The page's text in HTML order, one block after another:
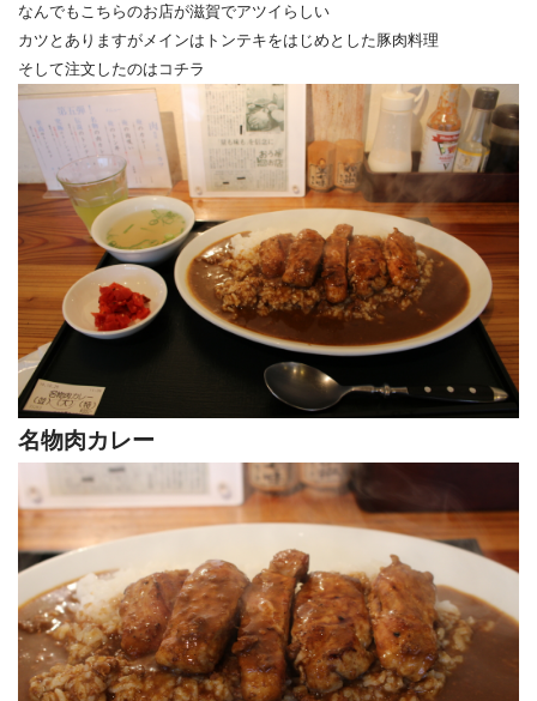
なんでもこちらのお店が滋賀でアツイらしい
カツとありますがメインはトンテキをはじめとした豚肉料理
そして注文したのはコチラ
名物肉カレー